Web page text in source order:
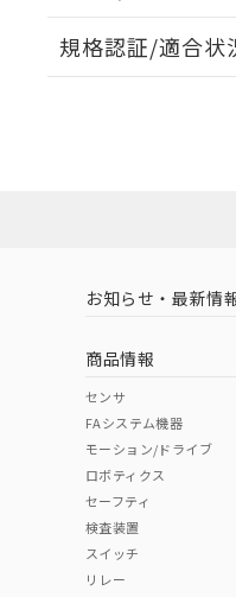
EU RoHS 注意事
中国 RoHS 注意事
中国 RoHS表
Pb Hg
規格認証/適合状
お知らせ・最新情
商品情報
センサ
FAシステム機器
モーション/ドライブ
ロボティクス
セーフティ
検査装置
スイッチ
リレー